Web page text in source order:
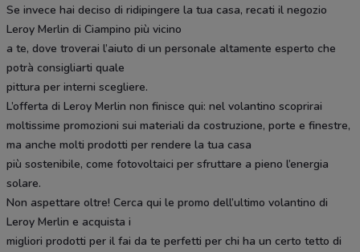
Se invece hai deciso di ridipingere la tua casa, recati il negozio
Leroy Merlin di Ciampino più vicino
a te, dove troverai l’aiuto di un personale altamente esperto che
potrà consigliarti quale
pittura per interni scegliere.
L’offerta di Leroy Merlin non finisce qui: nel volantino scoprirai
moltissime promozioni sui materiali da costruzione, porte e finestre,
ma anche molti prodotti per rendere la tua casa
più sostenibile, come fotovoltaici per sfruttare a pieno l’energia
solare.
Non aspettare oltre! Cerca qui le promo dell’ultimo volantino di
Leroy Merlin e acquista i
migliori prodotti per il fai da te perfetti per chi ha un certo tetto di